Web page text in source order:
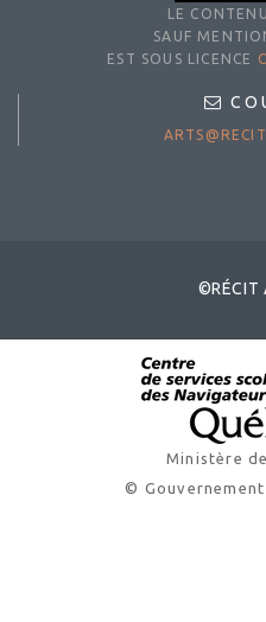
LE
SAUF
EST SOUS LICENCE
©RÉCIT
Ministère
© Gouvernement